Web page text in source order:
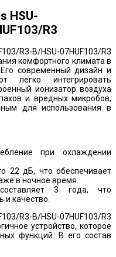
HSU-
R3
R3-B/HSU-07HUF103/R3
комфортного климата в
современный дизайн и
легко интегрировать
ионизатор воздуха
и вредных микробов,
для использования в
при охлаждении
22 дБ, что обеспечивает
в ночное время.
3 года, что
и качество.
R3-B/HSU-07HUF103/R3
устройство, которое
функций. В его состав